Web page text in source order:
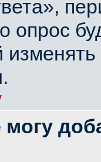
опрос
могу